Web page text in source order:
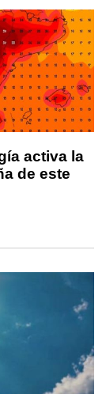
activa la
de este